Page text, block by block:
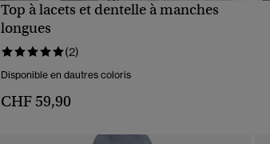
Top à lacets et dentelle à manches
longues
(2)
Disponible en dautres coloris
CHF 59,90